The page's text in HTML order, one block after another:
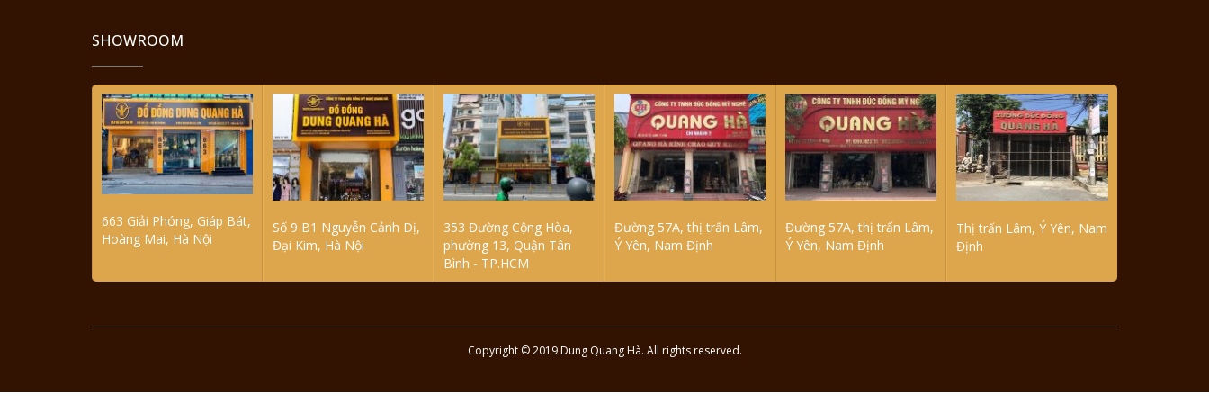
SHOWROOM
663 Giải Phóng, Giáp Bát,
Hoàng Mai, Hà Nội
Số 9 B1 Nguyễn Cảnh Dị,
Đại Kim, Hà Nội
353 Đường Cộng Hòa,
phường 13, Quận Tân
Bình - TP.HCM
Đường 57A, thị trấn Lâm,
Ý Yên, Nam Định
Đường 57A, thị trấn Lâm,
Ý Yên, Nam Định
Thị trấn Lâm, Ý Yên, Nam
Định
Copyright © 2019 Dung Quang Hà. All rights reserved.